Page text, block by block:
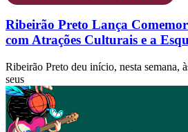
Ribeirão Preto Lança
com Atrações Culturais e a
Ribeirão Preto deu início, nesta semana,
seus